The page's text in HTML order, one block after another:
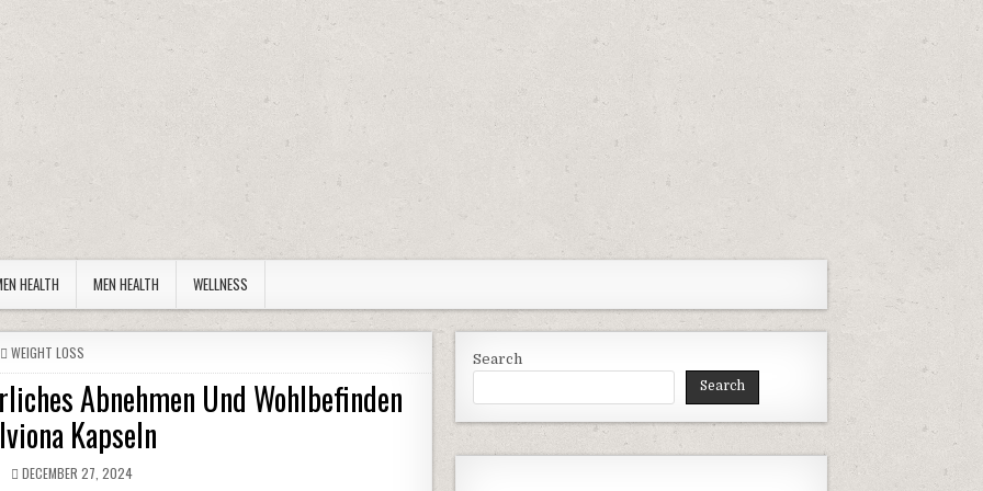
HEALTH MEN HEALTH WELLNESS
POSTED IN
WEIGHT LOSS
Abnehmen Und Wohlbefinden
Kapseln
PUBLISHED DATE:
DECEMBER 27, 2024
Search
Search